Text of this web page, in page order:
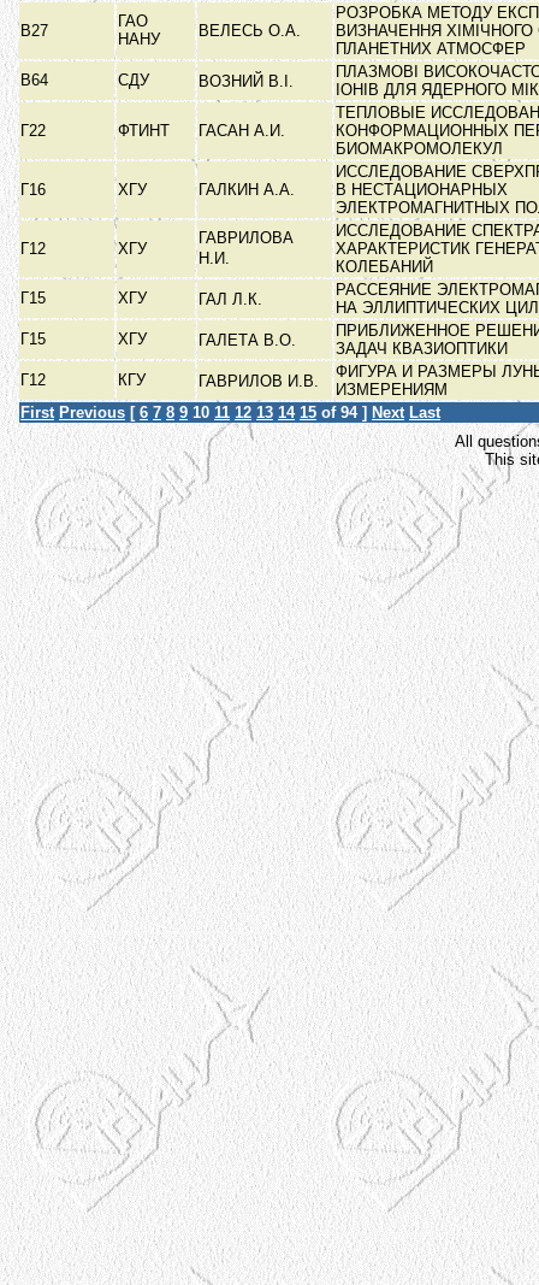
В27
ГАО
НАНУ
ВЕЛЕСЬ О.А.
РОЗРОБКА МЕТОДУ
ВИЗНАЧЕННЯ ХІМІЧНОГО
ПЛАНЕТНИХ АТМОСФЕР
В64
СДУ ВОЗНИЙ В.І.
ПЛАЗМОВІ
ІОНІВ ДЛЯ ЯДЕРНОГО
Г22 ФТИНТ ГАСАН А.И.
ТЕПЛОВЫЕ
КОНФОРМАЦИОННЫХ
БИОМАКРОМОЛЕКУЛ
Г16 ХГУ ГАЛКИН А.А.
ИССЛЕДОВАНИЕ
В НЕСТАЦИОНАРНЫХ
ЭЛЕКТРОМАГНИТНЫХ
Г12 ХГУ
ГАВРИЛОВА
Н.И.
ИССЛЕДОВАНИЕ
ХАРАКТЕРИСТИК
КОЛЕБАНИЙ
Г15
ХГУ ГАЛ Л.К.
РАССЕЯНИЕ
НА ЭЛЛИПТИЧЕСКИХ
Г15
ХГУ ГАЛЕТА В.О.
ПРИБЛИЖЕННОЕ
ЗАДАЧ КВАЗИОПТИКИ
Г12
КГУ ГАВРИЛОВ И.В.
ФИГУРА И РАЗМЕРЫ
ИЗМЕРЕНИЯМ
First Previous [ 6 7 8 9 10 11 12 13 14 15 of 94 ] Next Last
All
This